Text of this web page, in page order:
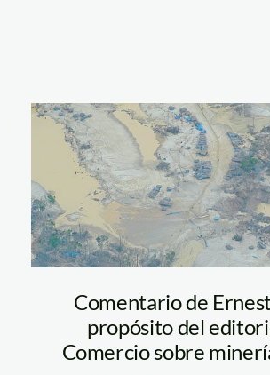
Comentario de
propósito del
Comercio sobre